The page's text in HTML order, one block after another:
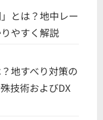
とは？地中レー
やすく解説
地すべり対策の
技術およびDX